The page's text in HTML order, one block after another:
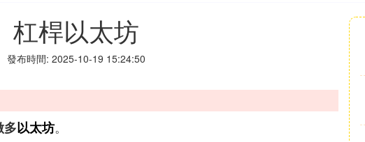
杠桿以太坊
發布時間: 2025-10-19 15:24:50
多以太坊。